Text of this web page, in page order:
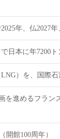
年、仏2027年
日本に年7200
LNG）を、国際
を進めるフラン
開館100周年）